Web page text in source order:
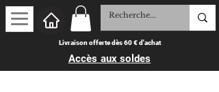
Livraison offerte dès 60 € d'achat
Accès aux soldes